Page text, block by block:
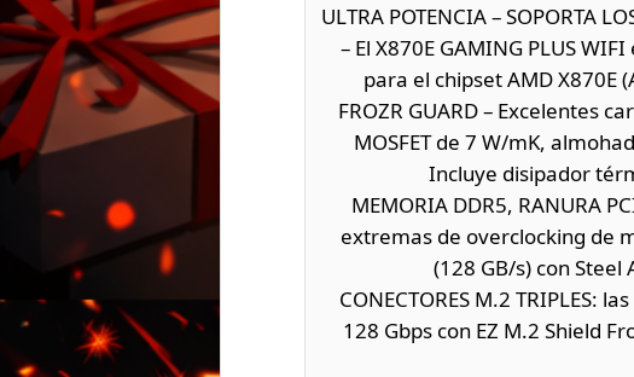
ULTRA POTENCIA – SOPORTA
– El X870E GAMING PLUS
para el chipset AMD X870E
FROZR GUARD – Excelentes
MOSFET de 7 W/mK,
Incluye disipador
MEMORIA DDR5, RANURA
extremas de overclocking de
(128 GB/s) con
CONECTORES M.2 TRIPLES:
128 Gbps con EZ M.2 Shield